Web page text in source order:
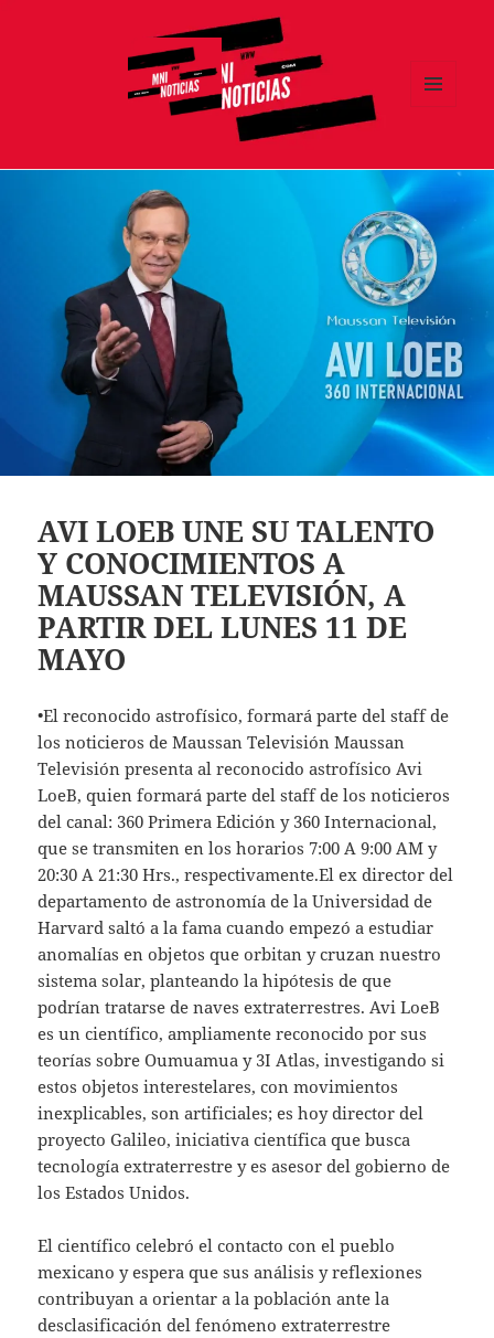
AVI LOEB UNE SU TALENTO
Y CONOCIMIENTOS A
MAUSSAN TELEVISIÓN, A
PARTIR DEL LUNES 11 DE
MAYO
•El reconocido astrofísico, formará parte del staff de
los noticieros de Maussan Televisión Maussan
Televisión presenta al reconocido astrofísico Avi
LoeB, quien formará parte del staff de los noticieros
del canal: 360 Primera Edición y 360 Internacional,
que se transmiten en los horarios 7:00 A 9:00 AM y
20:30 A 21:30 Hrs., respectivamente.El ex director del
departamento de astronomía de la Universidad de
Harvard saltó a la fama cuando empezó a estudiar
anomalías en objetos que orbitan y cruzan nuestro
sistema solar, planteando la hipótesis de que
podrían tratarse de naves extraterrestres. Avi LoeB
es un científico, ampliamente reconocido por sus
teorías sobre Oumuamua y 3I Atlas, investigando si
estos objetos interestelares, con movimientos
inexplicables, son artificiales; es hoy director del
proyecto Galileo, iniciativa científica que busca
tecnología extraterrestre y es asesor del gobierno de
los Estados Unidos.
El científico celebró el contacto con el pueblo
mexicano y espera que sus análisis y reflexiones
contribuyan a orientar a la población ante la
desclasificación del fenómeno extraterrestre